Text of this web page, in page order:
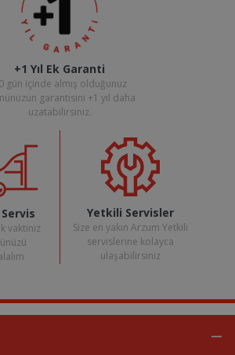
+1 Yıl Ek Garanti
gün içinde almış olduğunuz
garantisini +1 yıl daha
uzatabilirsiniz.
vaktiniz
Yetkili Servisler
Size en yakın Arzum Yetkili
servislerine kolayca
ulaşabilirsiniz